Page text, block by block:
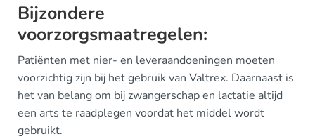
Bijzondere
voorzorgsmaatregelen:
Patiënten met nier- en leveraandoeningen moeten
voorzichtig zijn bij het gebruik van Valtrex. Daarnaast is
het van belang om bij zwangerschap en lactatie altijd
een arts te raadplegen voordat het middel wordt
gebruikt.